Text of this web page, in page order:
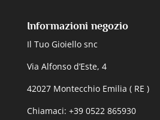
Informazioni negozio
Il Tuo Gioiello snc
Via Alfonso d’Este, 4
42027 Montecchio Emilia ( RE )
Chiamaci: +39 0522 865930